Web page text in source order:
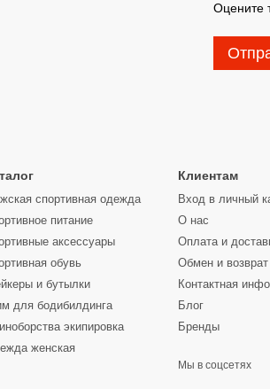
Оцените
спортивная одежда
питание
аксессуары
обувь
и бутылки
для бодибилдинга
экипировка
женская
Клиентам
Вход в личный
О нас
Оплата и
Обмен и возврат
Контактная
Блог
Бренды
Мы в соцсетях